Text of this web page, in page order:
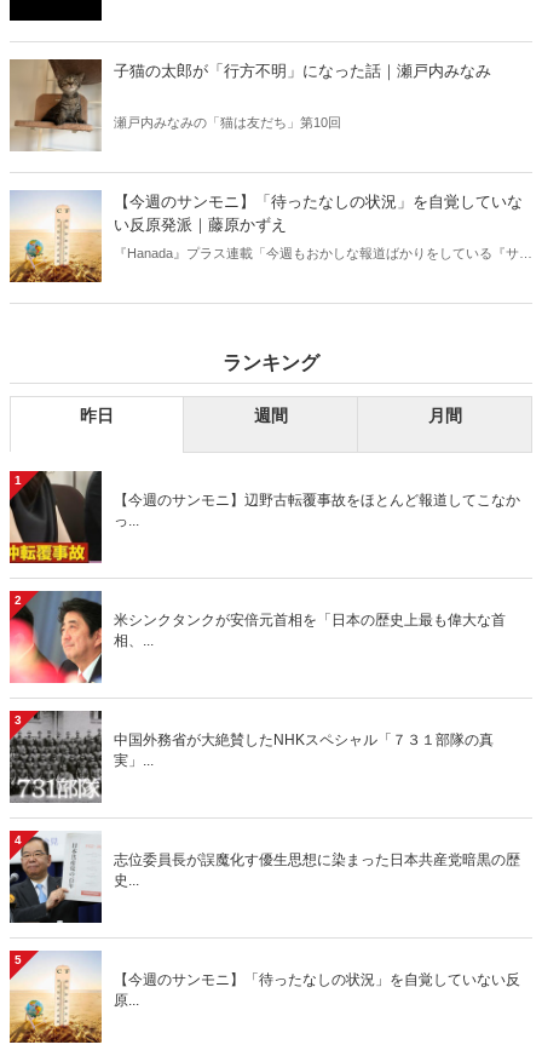
信じるか信じないかは、あなた次第！ 芸能ニュース
子猫の太郎が「行方不明」になった話｜瀬戸内みなみ
瀬戸内みなみの「猫は友だち」第10回
【今週のサンモニ】「待ったなしの状況」を自覚していな
い反原発派｜藤原かずえ
『Hanada』プラス連載「今週もおかしな報道ばかりをしている『サン
ランキング
昨日 週間 月間
1
【今週のサンモニ】辺野古転覆事故をほとんど報道してこなか
っ...
2
米シンクタンクが安倍元首相を「日本の歴史上最も偉大な首
相、...
3
中国外務省が大絶賛したNHKスペシャル「７３１部隊の真
実」...
4
志位委員長が誤魔化す優生思想に染まった日本共産党暗黒の歴
史...
5
【今週のサンモニ】「待ったなしの状況」を自覚していない反
原...